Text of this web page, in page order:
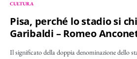
CULTURA
Pisa, perché lo stadio si
Garibaldi – Romeo
Il significato della doppia denominazione dello